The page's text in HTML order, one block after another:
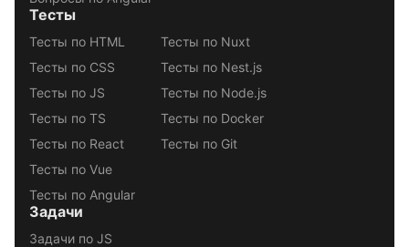
Тесты
Тесты по HTML
Тесты по CSS
Тесты по JS
Тесты по TS
Тесты по React
Тесты по Vue
Тесты по Angular
Тесты по Nuxt
Тесты по Nest.js
Тесты по Node.js
Тесты по Docker
Тесты по Git
Задачи
Задачи по JS